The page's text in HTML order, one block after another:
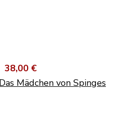
38,00 €
Mädchen von Spinges